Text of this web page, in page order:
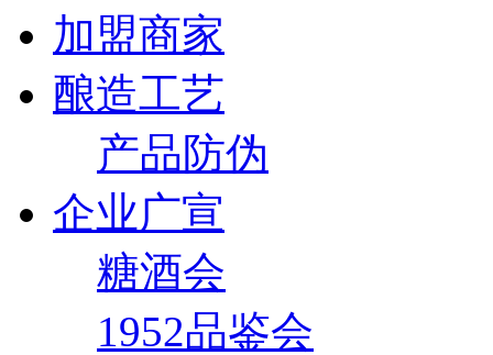
加盟商家
酿造工艺
产品防伪
企业广宣
糖酒会
1952品鉴会